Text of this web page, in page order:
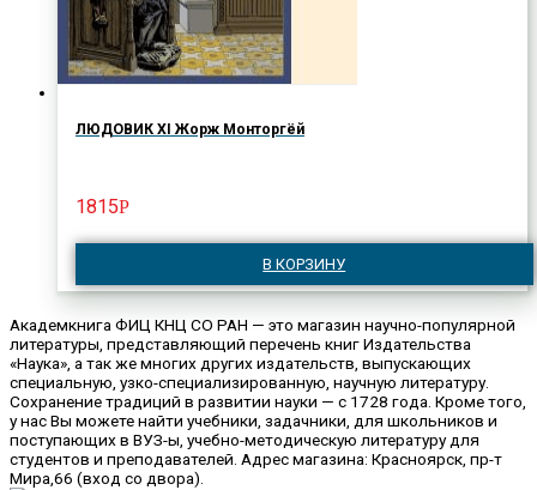
ЛЮДОВИК XI Жорж Монторгёй
1815Р
В КОРЗИНУ
Академкнига ФИЦ КНЦ СО РАН — это магазин научно-популярной
литературы, представляющий перечень книг Издательства
«Наука», а так же многих других издательств, выпускающих
специальную, узко-специализированную, научную литературу.
Сохранение традиций в развитии науки — с 1728 года. Кроме того,
у нас Вы можете найти учебники, задачники, для школьников и
поступающих в ВУЗ-ы, учебно-методическую литературу для
студентов и преподавателей. Адрес магазина: Красноярск, пр-т
Мира,66 (вход со двора).